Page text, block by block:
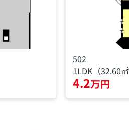
502
1LDK（32.60
4.2万円